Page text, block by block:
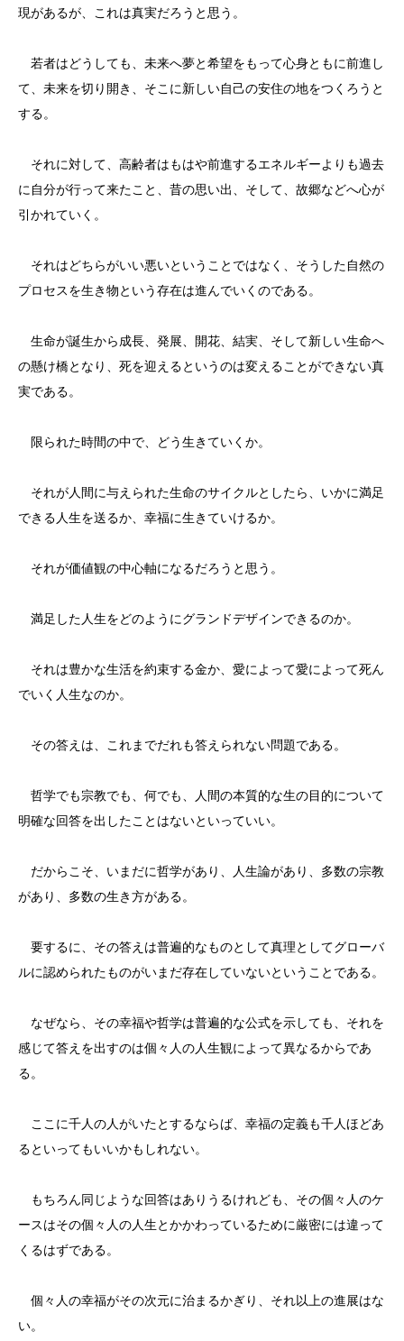
現があるが、これは真実だろうと思う。
若者はどうしても、未来へ夢と希望をもって心身ともに前進し
て、未来を切り開き、そこに新しい自己の安住の地をつくろうと
する。
それに対して、高齢者はもはや前進するエネルギーよりも過去
に自分が行って来たこと、昔の思い出、そして、故郷などへ心が
引かれていく。
それはどちらがいい悪いということではなく、そうした自然の
プロセスを生き物という存在は進んでいくのである。
生命が誕生から成長、発展、開花、結実、そして新しい生命へ
の懸け橋となり、死を迎えるというのは変えることができない真
実である。
限られた時間の中で、どう生きていくか。
それが人間に与えられた生命のサイクルとしたら、いかに満足
できる人生を送るか、幸福に生きていけるか。
それが価値観の中心軸になるだろうと思う。
満足した人生をどのようにグランドデザインできるのか。
それは豊かな生活を約束する金か、愛によって愛によって死ん
でいく人生なのか。
その答えは、これまでだれも答えられない問題である。
哲学でも宗教でも、何でも、人間の本質的な生の目的について
明確な回答を出したことはないといっていい。
だからこそ、いまだに哲学があり、人生論があり、多数の宗教
があり、多数の生き方がある。
要するに、その答えは普遍的なものとして真理としてグローバ
ルに認められたものがいまだ存在していないということである。
なぜなら、その幸福や哲学は普遍的な公式を示しても、それを
感じて答えを出すのは個々人の人生観によって異なるからであ
る。
ここに千人の人がいたとするならば、幸福の定義も千人ほどあ
るといってもいいかもしれない。
もちろん同じような回答はありうるけれども、その個々人のケ
ースはその個々人の人生とかかわっているために厳密には違って
くるはずである。
個々人の幸福がその次元に治まるかぎり、それ以上の進展はな
い。